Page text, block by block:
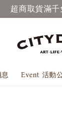
超商取貨滿千
Event 活動